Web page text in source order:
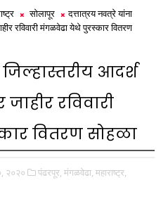
सोलापूर
दत्तात्रय नवत्रे यांना
रविवारी मंगळवेढा येथे पुरस्कार वितरण
जिल्हास्तरीय आदर्श
रविवारी
वितरण सोहळा
२०२० पंढरपूर, मंगळवेढा, महाराष्ट्र,